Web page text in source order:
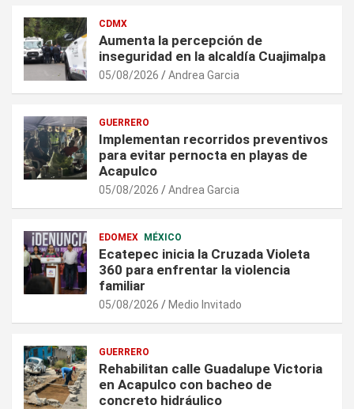
CDMX
Aumenta la percepción de
inseguridad en la alcaldía Cuajimalpa
05/08/2026 Andrea Garcia
GUERRERO
Implementan recorridos preventivos
para evitar pernocta en playas de
Acapulco
05/08/2026 Andrea Garcia
EDOMEX MÉXICO
Ecatepec inicia la Cruzada Violeta
360 para enfrentar la violencia
familiar
05/08/2026 Medio Invitado
GUERRERO
Rehabilitan calle Guadalupe Victoria
en Acapulco con bacheo de
concreto hidráulico